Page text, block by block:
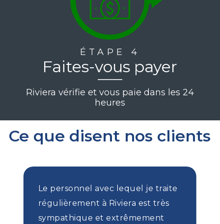
ÉTAPE 4
Faites-vous payer
Riviera vérifie et vous paie dans les 24
heures
Ce que disent nos clients
Le personnel avec lequel je traite
régulièrement à Riviera est très
sympathique et extrêmement